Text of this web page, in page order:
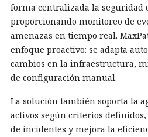
forma centralizada la seguridad
proporcionando monitoreo de
amenazas en tiempo real.
enfoque proactivo: se adapta
cambios en la infraestructura,
de configuración manual.
La solución también soporta la
activos según criterios
de incidentes y mejora la